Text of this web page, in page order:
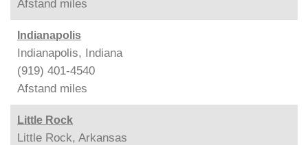
Afstand miles
Indianapolis
Indianapolis, Indiana
(919) 401-4540
Afstand miles
Little Rock
Little Rock, Arkansas